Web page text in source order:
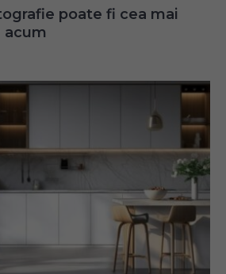
poate fi cea mai
acum